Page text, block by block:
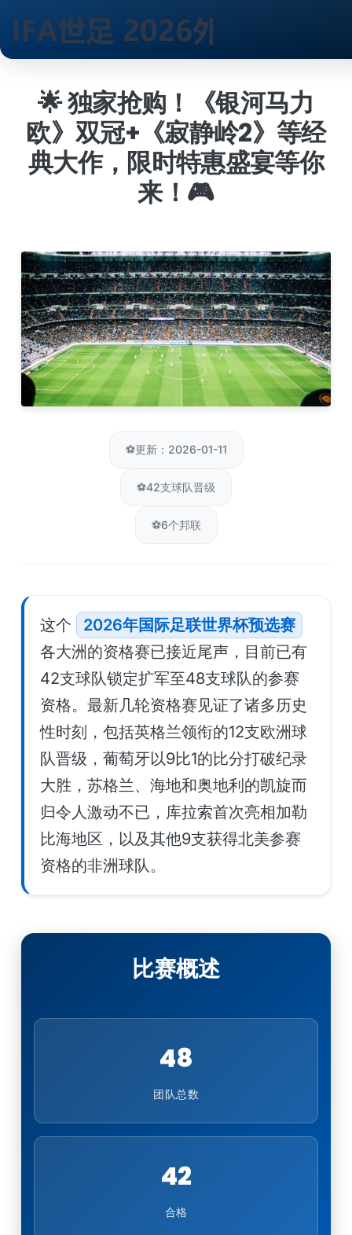
🌟 独家抢购！《银河马力
欧》双冠+《寂静岭2》等经
典大作，限时特惠盛宴等你
来！🎮
⚽更新：2026-01-11
⚽42支球队晋级
⚽6个邦联
这个
2026年国际足联世界杯预选赛
各大洲的资格赛已接近尾声，目前已有
42支球队锁定扩军至48支球队的参赛
资格。最新几轮资格赛见证了诸多历史
性时刻，包括英格兰领衔的12支欧洲球
队晋级，葡萄牙以9比1的比分打破纪录
大胜，苏格兰、海地和奥地利的凯旋而
归令人激动不已，库拉索首次亮相加勒
比海地区，以及其他9支获得北美参赛
资格的非洲球队。
比赛概述
48
团队总数
42
合格